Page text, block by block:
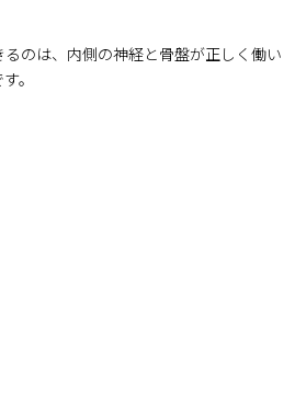
のは、内側の神経と骨盤が正しく働い
。